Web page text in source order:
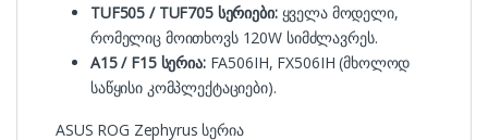
TUF505 / TUF705 სერიები:ყველა მოდელი,
რომელიც მოითხოვს 120W სიმძლავრეს.
A15 / F15 სერია:FA506IH, FX506IH (მხოლოდ
საწყისი კომპლექტაციები).
ASUS ROG Zephyrus სერია